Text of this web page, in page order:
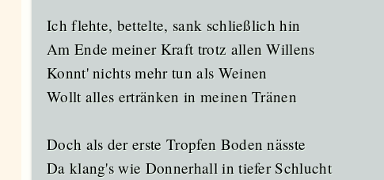
Ich flehte, bettelte, sank schließlich hin
Am Ende meiner Kraft trotz allen Willens
Konnt' nichts mehr tun als Weinen
Wollt alles ertränken in meinen Tränen
Doch als der erste Tropfen Boden nässte
Da klang's wie Donnerhall in tiefer Schlucht